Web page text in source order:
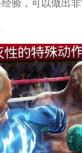
验，可以做出